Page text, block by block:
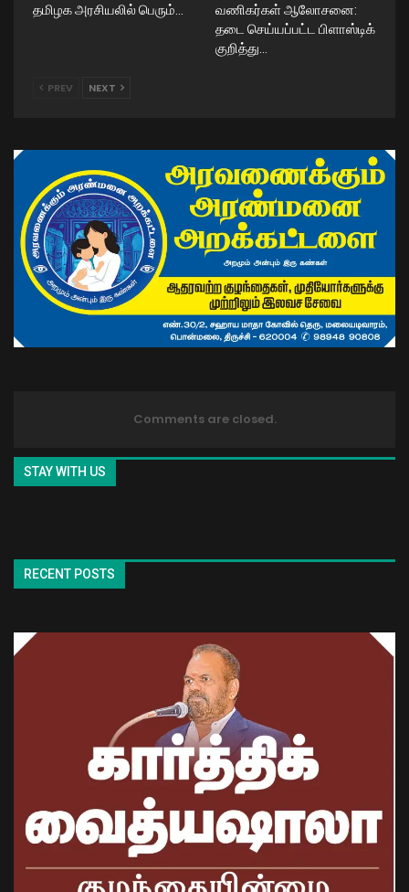
தமிழக அரசியலில் பெரும்…
வணிகர்கள் ஆலோசனை:
தடை செய்யப்பட்ட பிளாஸ்டிக்
குறித்து…
PREV NEXT
Comments are closed.
STAY WITH US
RECENT POSTS